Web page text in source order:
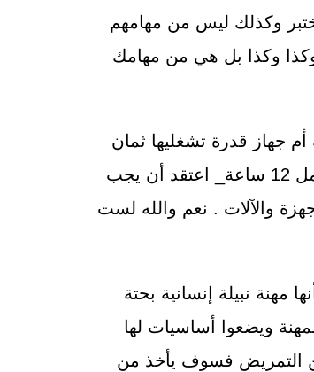
وكذلك ليس من مهامهم
وكذا بل هي من مهامك
جهاز قدرة تشغليها ثمان
ساعات يومية_ الله يسامح اليابان ما عرفوا يطورونها على الأقل تعمل 12 ساعة_ اعتقد أن يجب
والآلات . نعم والله لست
مهنة نبيلة إنسانية بحتة
ويضعوا أساسيات لها
التمريض فسوف يأخذ من